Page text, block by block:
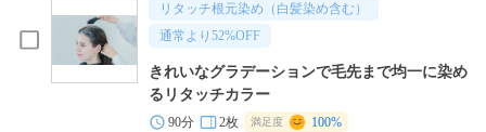
リタッチ根元染め（白髪染め含む）
通常より 52%OFF
きれいなグラデーションで毛先まで均一に染め
るリタッチカラー
90分 2枚 満足度 100%